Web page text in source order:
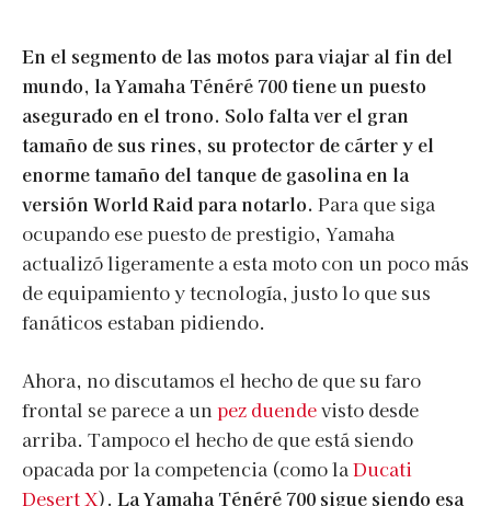
En el segmento de las motos para viajar al fin del
mundo, la Yamaha Ténéré 700 tiene un puesto
asegurado en el trono. Solo falta ver el gran
tamaño de sus rines, su protector de cárter y el
enorme tamaño del tanque de gasolina en la
versión World Raid para notarlo. Para que siga
ocupando ese puesto de prestigio, Yamaha
actualizó ligeramente a esta moto con un poco más
de equipamiento y tecnología, justo lo que sus
fanáticos estaban pidiendo.
Ahora, no discutamos el hecho de que su faro
frontal se parece a un pez duendevisto desde
arriba. Tampoco el hecho de que está siendo
opacada por la competencia (como laDucati
Desert X). La Yamaha Ténéré 700 sigue siendo esa